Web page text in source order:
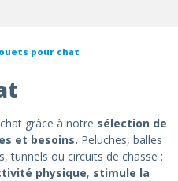
pour chat
grâce à notre sélection de
et besoins. Peluches, balles
tunnels ou circuits de chasse :
physique, stimule la